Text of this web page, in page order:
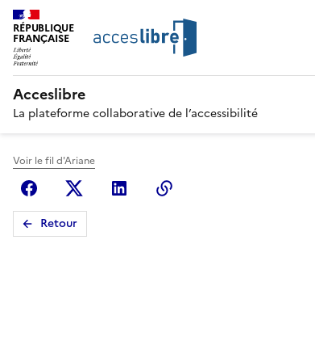
RÉPUBLIQUE
FRANÇAISE
Acceslibre
La plateforme collaborative de l’accessibilité
Voir le fil d'Ariane
FacebookX (anciennement Twitter)
Linkedin
Retour